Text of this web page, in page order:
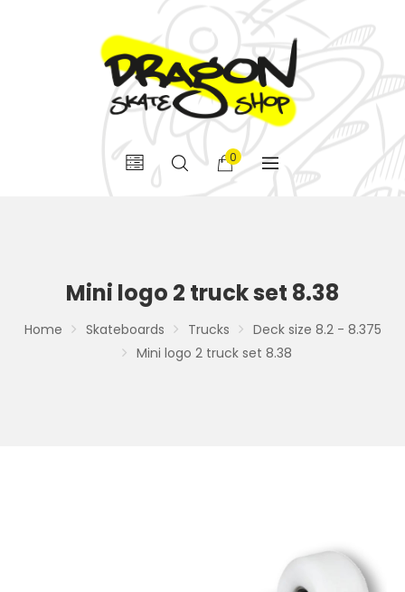
0
Mini logo 2 truck set 8.38
Home Skateboards Trucks
Deck size 8.2 - 8.375
Mini logo 2 truck set 8.38